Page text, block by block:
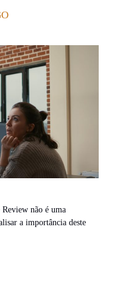
Review não é uma
a importância deste